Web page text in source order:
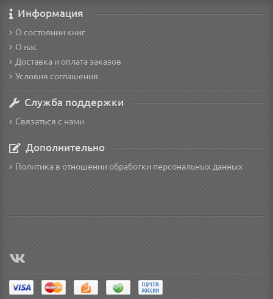
Информация
О состоянии книг
О нас
Доставка и оплата заказов
Условия соглашения
Служба поддержки
Связаться с нами
Дополнительно
Политика в отношении обработки персональных данных